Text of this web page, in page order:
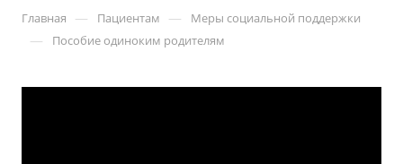
Главная — Пациентам — Меры социальной поддержки
— Пособие одиноким родителям